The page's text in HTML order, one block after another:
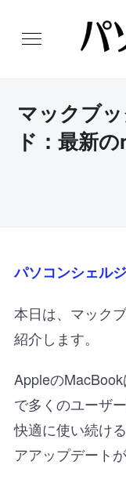
マックブ
ド：最新
パソコンシェル
本日は、マック
紹介します。
Appleの
で多くのユーザ
快適に使い続け
アアップデート